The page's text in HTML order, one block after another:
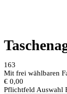
163
Mit frei wählbaren
€ 0,00
Pflichtfeld Auswahl